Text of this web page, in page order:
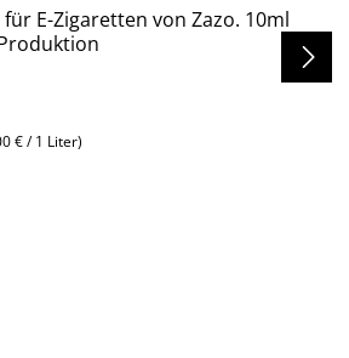
E-Zigaretten von Zazo. 10ml
€ / 1 Liter)